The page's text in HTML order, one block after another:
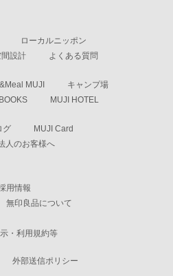
ローカルニッポン
間設計 よくある質問
MUJI
キャンプ場
MUJI HOTEL
グ
MUJI Card
人のお客様へ
用情報
無印良品について
・利用規約等
外部送信ポリシー